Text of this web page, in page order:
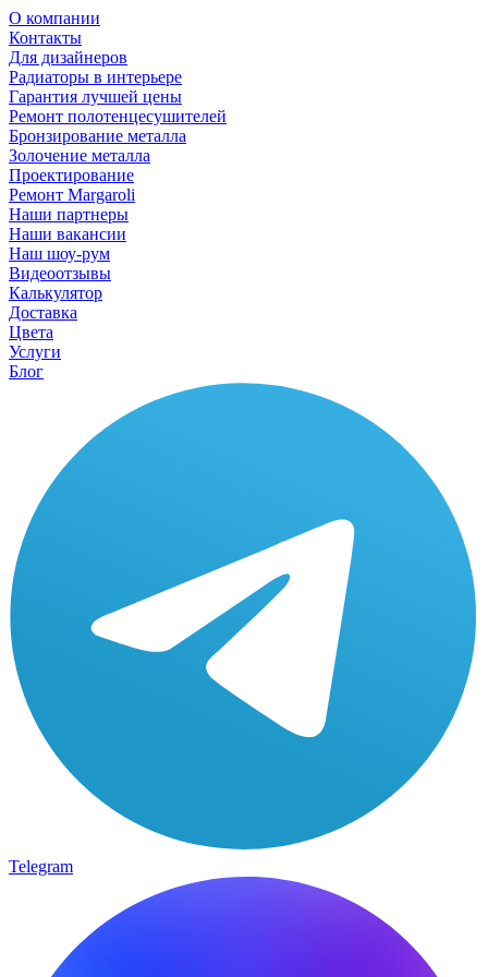
О компании
Контакты
Для дизайнеров
Радиаторы в интерьере
Гарантия лучшей цены
Ремонт полотенцесушителей
Бронзирование металла
Золочение металла
Проектирование
Ремонт Margaroli
Наши партнеры
Наши вакансии
Наш шоу-рум
Видеоотзывы
Калькулятор
Доставка
Цвета
Услуги
Блог
Telegram